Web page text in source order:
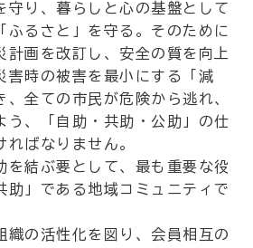
守り、暮らしと心の基盤として
ふるさと」を守る。そのために
計画を改訂し、安全の質を向上
害時の被害を最小にする「減
、全ての市民が危険から逃れ、
う、「自助・共助・公助」の仕
ればなりません。
を結ぶ要として、最も重要な役
助」である地域コミュニティで
織の活性化を図り、会員相互の